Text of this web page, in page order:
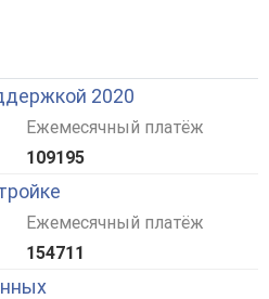
2020
Ежемесячный платёж
109195
Ежемесячный платёж
154711